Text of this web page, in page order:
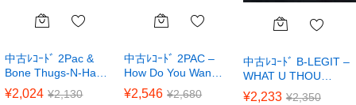
中古ﾚｺｰﾄﾞ 2Pac &
Bone Thugs-N-Ha…
¥2,024 ¥2,130
中古ﾚｺｰﾄﾞ 2PAC –
How Do You Wan…
¥2,546 ¥2,680
中古ﾚｺｰﾄﾞ B-LEGIT –
WHAT U THOU…
¥2,233 ¥2,350